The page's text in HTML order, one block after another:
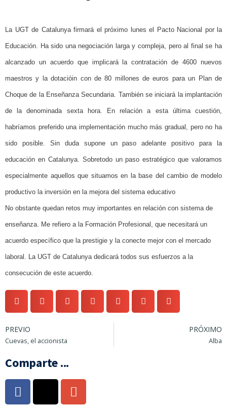
La UGT de Catalunya firmará el próximo lunes el Pacto Nacional por la
Educación. Ha sido una negociación larga y compleja, pero al final se ha
alcanzado un acuerdo que implicará la contratación de 4600 nuevos
maestros y la dotacióin con de 80 millones de euros para un Plan de
Choque de la Enseñanza Secundaria. También se iniciará la implantación
de la denominada sexta hora. En relación a esta última cuestión,
habríamos preferido una implementación mucho más gradual, pero no ha
sido posible. Sin duda supone un paso adelante positivo para la
educación en Catalunya. Sobretodo un paso estratégico que valoramos
especialmente aquellos que situamos en la base del cambio de modelo
productivo la inversión en la mejora del sistema educativo
No obstante quedan retos muy importantes en relación con sistema de
enseñanza. Me refiero a la Formación Profesional, que necesitará un
acuerdo específico que la prestigie y la conecte mejor con el mercado
laboral. La UGT de Catalunya dedicará todos sus esfuerzos a la
consecución de este acuerdo.
PREVIO
Cuevas, el accionista
PRÓXIMO
Alba
Comparte ...